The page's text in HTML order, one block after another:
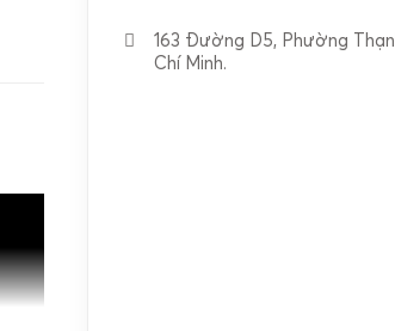
163 Đường D5, Phường
Chí Minh.